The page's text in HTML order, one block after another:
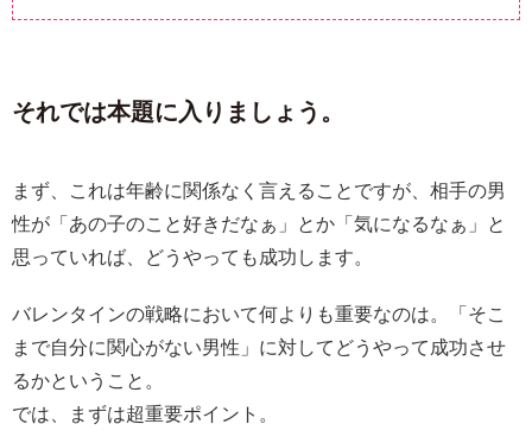
それでは本題に入りましょう。
まず、これは年齢に関係なく言えることですが、相手の男
性が「あの子のこと好きだなぁ」とか「気になるなぁ」と
思っていれば、どうやっても成功します。
バレンタインの戦略において何よりも重要なのは。「そこ
まで自分に関心がない男性」に対してどうやって成功させ
るかということ。
では、まずは超重要ポイント。